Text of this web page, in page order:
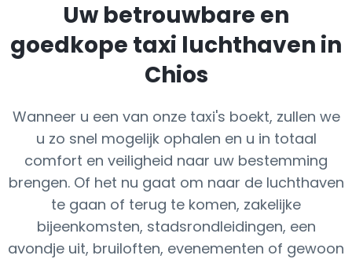
Uw betrouwbare en
goedkope taxi luchthaven in
Chios
Wanneer u een van onze taxi's boekt, zullen we
u zo snel mogelijk ophalen en u in totaal
comfort en veiligheid naar uw bestemming
brengen. Of het nu gaat om naar de luchthaven
te gaan of terug te komen, zakelijke
bijeenkomsten, stadsrondleidingen, een
avondje uit, bruiloften, evenementen of gewoon